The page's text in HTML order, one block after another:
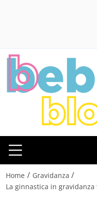
Home / Gravidanza /
La ginnastica in